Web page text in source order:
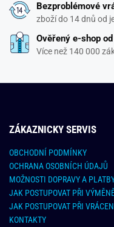
Bezproblémové
zboží do 14 dnů od
Ověřený e-shop
Více než 140 000
ZÁKAZNICKY SERVIS
OBCHODNÍ PODMÍNKY
OCHRANA OSOBNÍCH ÚDAJŮ
MOŽNOSTI DOPRAVY A
JAK POSTUPOVAT PŘI
JAK POSTUPOVAT PŘI
KONTAKTY